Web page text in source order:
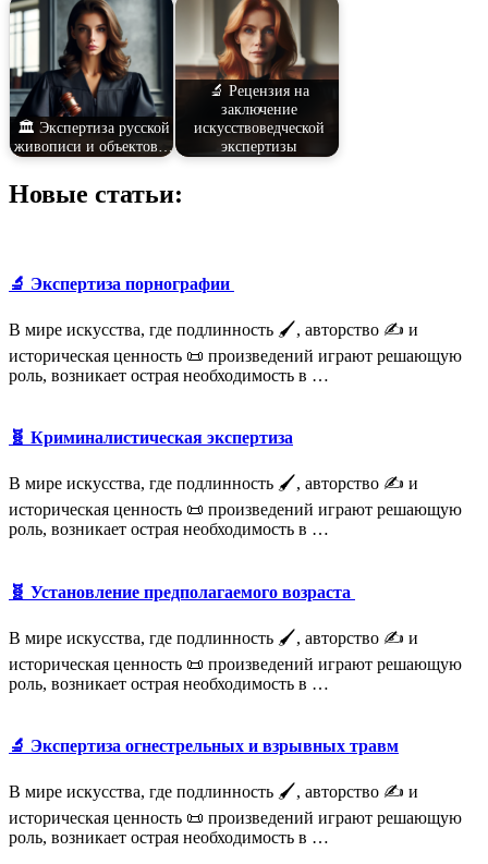
🏛️ Экспертиза русской
живописи и объектов…
🔬 Рецензия на
заключение
искусствоведческой
экспертизы
Новые статьи:
🔬 Экспертиза порнографии
В мире искусства, где подлинность 🖌️, авторство ✍️ и
историческая ценность 📜 произведений играют решающую
роль, возникает острая необходимость в …
🧬 Криминалистическая экспертиза
В мире искусства, где подлинность 🖌️, авторство ✍️ и
историческая ценность 📜 произведений играют решающую
роль, возникает острая необходимость в …
🧬 Установление предполагаемого возраста
В мире искусства, где подлинность 🖌️, авторство ✍️ и
историческая ценность 📜 произведений играют решающую
роль, возникает острая необходимость в …
🔬 Экспертиза огнестрельных и взрывных травм
В мире искусства, где подлинность 🖌️, авторство ✍️ и
историческая ценность 📜 произведений играют решающую
роль, возникает острая необходимость в …